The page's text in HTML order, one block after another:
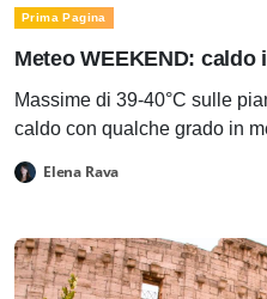
Prima Pagina
Meteo WEEKEND:
Massime di 39-40°C sulle
caldo con qualche grado in
Elena Rava